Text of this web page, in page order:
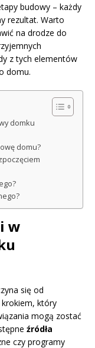
budowy – każdy
rezultat. Warto
na drodze do
z tych elementów
domu.
domku
domu?
w
się od
który
mogą zostać
źródła
czy programy